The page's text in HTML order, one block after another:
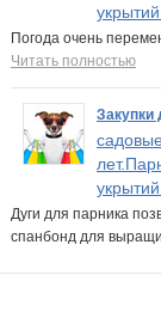
Погода очень
Читать полностью
Закупки
Дуги для парника
спанбонд для